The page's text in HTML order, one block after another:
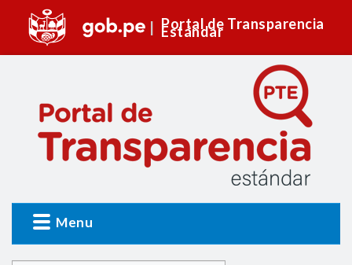
Portal de Transparencia
Estándar
Menu